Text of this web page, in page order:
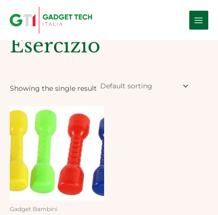
Main
Home / Products tagged “esercizio”
Esercizio
Showing the single result
Gadget Bambini